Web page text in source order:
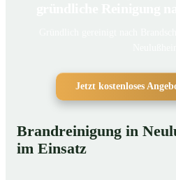
Jetzt kostenloses
Brandreinigung in
im Einsatz